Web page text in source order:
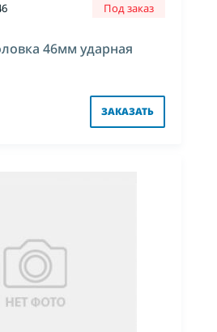
Под заказ
46мм ударная
ЗАКАЗАТЬ